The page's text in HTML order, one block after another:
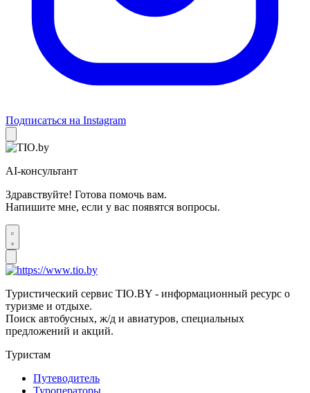
Подписаться на Instagram
AI-консультант
Здравствуйте! Готова помочь вам.
Напишите мне, если у вас появятся вопросы.
Туристический сервис TIO.BY - информационный ресурс о
туризме и отдыхе.
Поиск автобусных, ж/д и авиатуров, специальных
предложений и акций.
Туристам
Путеводитель
Туроператоры